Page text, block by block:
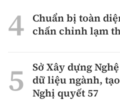
Chuẩn bị toàn
chấn chỉnh lạm
Sở Xây dựng
dữ liệu ngành,
Nghị quyết 57